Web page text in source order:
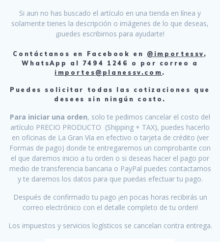
Si aun no has buscado el artículo en una tienda en línea y
solamente tienes la descripción o imágenes de lo que deseas,
¡puedes escribirnos para ayudarte!
Contáctanos en Facebook en @importessv ,
WhatsApp al 7494 1246 o por correo a
importes@planessv.com .
Puedes solicitar todas las cotizaciones que
desees sin ningún costo.
Para iniciar una orden, solo te pedimos cancelar el costo del
artículo PRECIO PRODUCTO (Shipping + TAX), puedes hacerlo
en oficinas de La Gran Vía en efectivo o tarjeta de crédito (ver
Formas de pago) donde te entregaremos un comprobante con
el que daremos inicio a tu orden o si deseas hacer el pago por
medio de transferencia bancaria o PayPal puedes contactarnos
y te daremos los datos para que puedas efectuar tu pago.
Después de confirmado tu pago ¡en pocas horas recibirás un
correo electrónico con el detalle completo de tu orden!
Los impuestos y servicios logísticos se cancelan contra entrega.